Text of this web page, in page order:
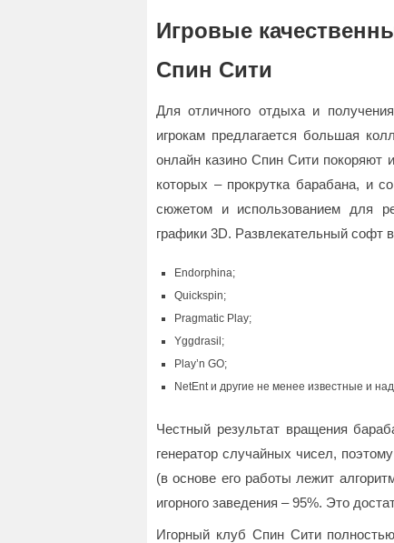
Игровые
Спин Сити
Для отличного отдыха и
игрокам предлагается большая
онлайн казино Спин Сити покоряют
которых – прокрутка барабана, и
сюжетом и использованием для
графики 3D. Развлекательный софт
Endorphina;
Quickspin;
Pragmatic Play;
Yggdrasil;
Play’n GO;
NetEnt и другие не менее известные и
Честный результат вращения
генератор случайных чисел,
(в основе его работы лежит
игорного заведения – 95%. Это
Игорный клуб Спин Сити